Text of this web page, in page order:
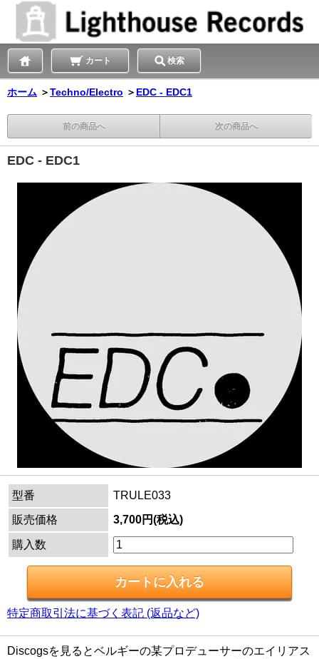
カート 検索
ホーム ＞Techno/Electro ＞ EDC - EDC1
前の商品へ 次の商品へ
EDC - EDC1
型番
TRULE033
販売価格
3,700円(税込)
購入数
特定商取引法に基づく表記 (返品など)
Discogsを見るとベルギーの某プロデューサーのエイリアス